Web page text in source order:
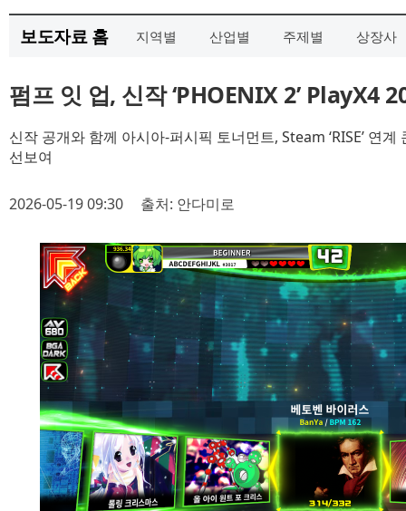
보도자료 홈 지역별 산업별 주제별 상장사
펌프 잇 업, 신작 ‘PHOENIX 2’ PlayX4
신작 공개와 함께 아시아-퍼시픽 토너먼트, Steam ‘RISE’ 연
선보여
2026-05-19 09:30 출처: 안다미로